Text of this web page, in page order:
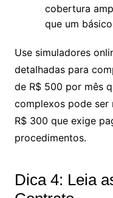
cobertura
que um
Use simuladores
detalhadas para
de R$ 500 por mês
complexos pode ser
R$ 300 que exige
procedimentos.
Dica 4: Leia